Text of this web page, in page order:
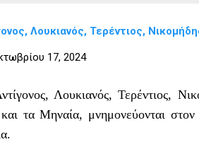
Λουκιανός, Τερέντιος,
17, 2024
Λουκιανός, Τερέντιος,
τα Μηναία, μνημονεύονται